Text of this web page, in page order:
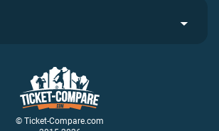
© Ticket-Compare.com